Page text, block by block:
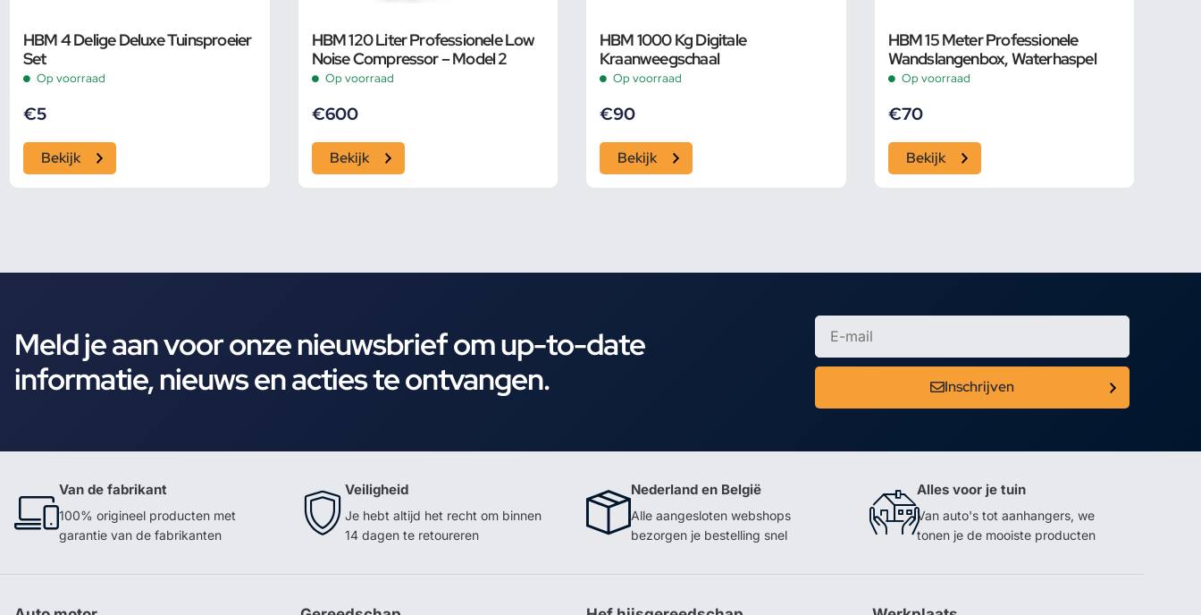
HBM 4 Delige Deluxe Tuinsproeier
Set
Op voorraad
€5
Bekijk
HBM 120 Liter Professionele Low
Noise Compressor – Model 2
Op voorraad
€600
Bekijk
HBM 1000 Kg Digitale
Kraanweegschaal
Op voorraad
€90
Bekijk
HBM 15 Meter Professionele
Wandslangenbox, Waterhaspel
Op voorraad
€70
Bekijk
Meld je aan voor onze nieuwsbrief om up-to-date
informatie, nieuws en acties te ontvangen.
Inschrijven
Van de fabrikant
100% origineel producten met
garantie van de fabrikanten
Veiligheid
Je hebt altijd het recht om binnen
14 dagen te retoureren
Nederland en België
Alle aangesloten webshops
bezorgen je bestelling snel
Alles voor je tuin
Van auto's tot aanhangers, we
tonen je de mooiste producten